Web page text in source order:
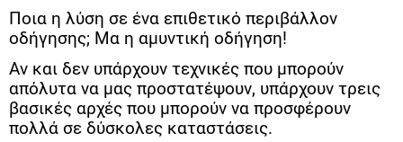
Ποια η λύση σε ένα επιθετικό περιβάλλον
οδήγησης; Μα η αμυντική οδήγηση!
Αν και δεν υπάρχουν τεχνικές που μπορούν
απόλυτα να μας προστατέψουν, υπάρχουν τρεις
βασικές αρχές που μπορούν να προσφέρουν
πολλά σε δύσκολες καταστάσεις.